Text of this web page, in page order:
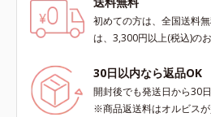
初めての方は、全国送料
は、3,300円以上(税込)の
30日以内なら返品OK
開封後でも発送日から30
※商品返送料はオルビス